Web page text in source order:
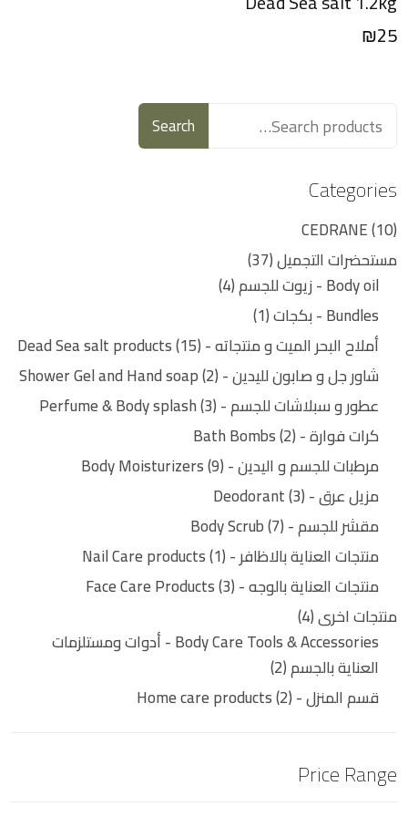
₪25
Search
Categories
CEDRANE 10
مستحضرات التجميل 37
Body oil - زيوت للجسم
4
Bundles - بكجات
1
أملاح البحر الميت و منتجاته - Dead Sea salt products 15
شاور جل و صابون لليدين - Shower Gel and Hand soap 2
عطور و سبلاشات للجسم - Perfume & Body splash 3
كرات فوارة - Bath Bombs 2
مرطبات للجسم و اليدين - Body Moisturizers 9
مزيل عرق - Deodorant 3
مقشر للجسم - Body Scrub 7
منتجات العناية بالاظافر - Nail Care products 1
منتجات العناية بالوجه - Face Care Products 3
منتجات اخرى 4
Body Care Tools & Accessories - أدوات ومستلزمات
العناية بالجسم 2
قسم المنزل - Home care products 2
Price Range